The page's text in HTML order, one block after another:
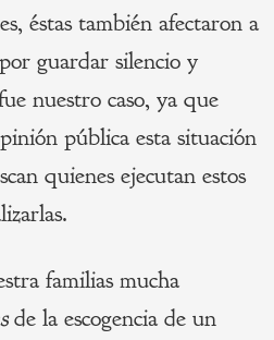
éstas también afectaron a
guardar silencio y
nuestro caso, ya que
pública esta situación
quienes ejecutan estos
familias mucha
de la escogencia de un